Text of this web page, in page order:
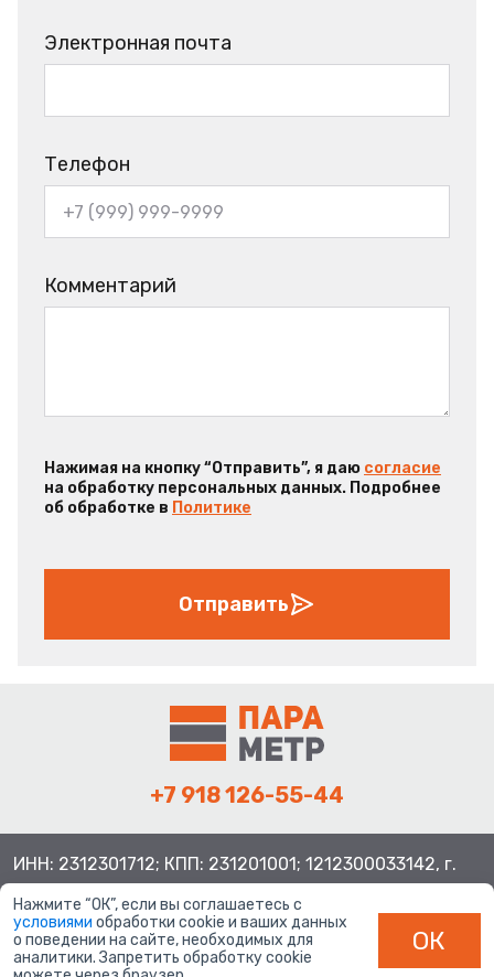
Электронная почта
Телефон
Комментарий
Нажимая на кнопку “Отправить”, я даю согласие
на обработку персональных данных. Подробнее
об обработке в Политике
Отправить
+7 918 126-55-44
ИНН: 2312301712; КПП: 231201001; 1212300033142, г.
Нажмите “ОК”, если вы соглашаетесь с
условиями обработки cookie и ваших данных
о поведении на сайте, необходимых для
аналитики. Запретить обработку cookie
ОК